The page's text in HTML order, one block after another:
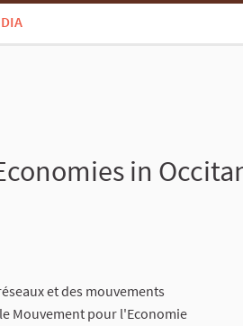
in
et des mouvements
Mouvement pour l'Economie